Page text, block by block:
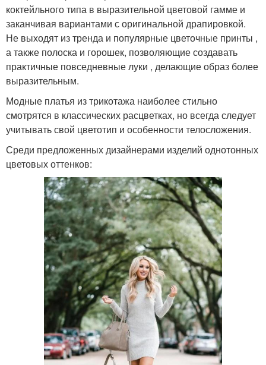
коктейльного типа в выразительной цветовой гамме и
заканчивая вариантами с оригинальной драпировкой.
Не выходят из тренда и популярные цветочные принты ,
а также полоска и горошек, позволяющие создавать
практичные повседневные луки , делающие образ более
выразительным.
Модные платья из трикотажа наиболее стильно
смотрятся в классических расцветках, но всегда следует
учитывать свой цветотип и особенности телосложения.
Среди предложенных дизайнерами изделий однотонных
цветовых оттенков: